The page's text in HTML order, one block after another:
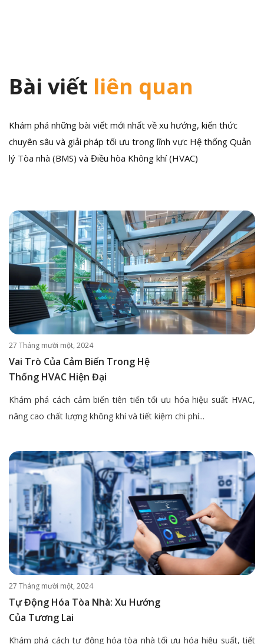
Bài viết liên quan
Khám phá những bài viết mới nhất về xu hướng, kiến thức
chuyên sâu và giải pháp tối ưu trong lĩnh vực Hệ thống Quản
lý Tòa nhà (BMS) và Điều hòa Không khí (HVAC)
27 Tháng mười một, 2024
Vai Trò Của Cảm Biến Trong Hệ
Thống HVAC Hiện Đại
Khám phá cách cảm biến tiên tiến tối ưu hóa hiệu suất HVAC,
nâng cao chất lượng không khí và tiết kiệm chi phí...
27 Tháng mười một, 2024
Tự Động Hóa Tòa Nhà: Xu Hướng
Của Tương Lai
Khám phá cách tự động hóa tòa nhà tối ưu hóa hiệu suất, tiết